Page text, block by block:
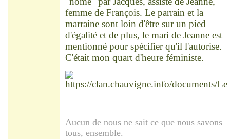
femme de François. Le parrain et la
marraine sont loin d'être sur un pied
d'égalité et de plus, le mari de Jeanne est
mentionné pour spécifier qu'il l'autorise.
C'était mon quart d'heure féministe.
Aucun de nous ne sait ce que nous savons
tous, ensemble.